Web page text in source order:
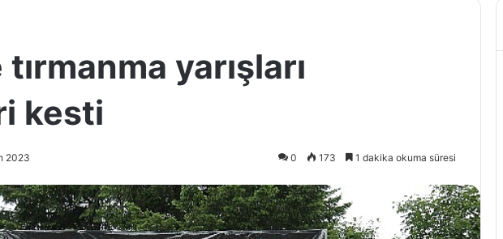
yarışları
kesti
2023 0 173 1 dakika okuma süresi